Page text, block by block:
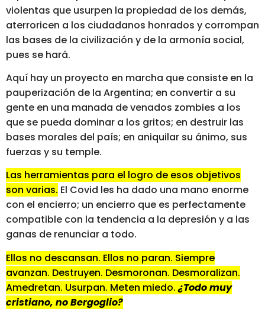
violentas que usurpen la propiedad de los demás,
aterroricen a los ciudadanos honrados y corrompan
las bases de la civilización y de la armonía social,
pues se hará.
Aquí hay un proyecto en marcha que consiste en la
pauperización de la Argentina; en convertir a su
gente en una manada de venados zombies a los
que se pueda dominar a los gritos; en destruir las
bases morales del país; en aniquilar su ánimo, sus
fuerzas y su temple.
Las herramientas para el logro de esos objetivos
son varias. El Covid les ha dado una mano enorme
con el encierro; un encierro que es perfectamente
compatible con la tendencia a la depresión y a las
ganas de renunciar a todo.
Ellos no descansan. Ellos no paran. Siempre
avanzan. Destruyen. Desmoronan. Desmoralizan.
Amedretan. Usurpan. Meten miedo.¿Todo muy
cristiano, no Bergoglio?